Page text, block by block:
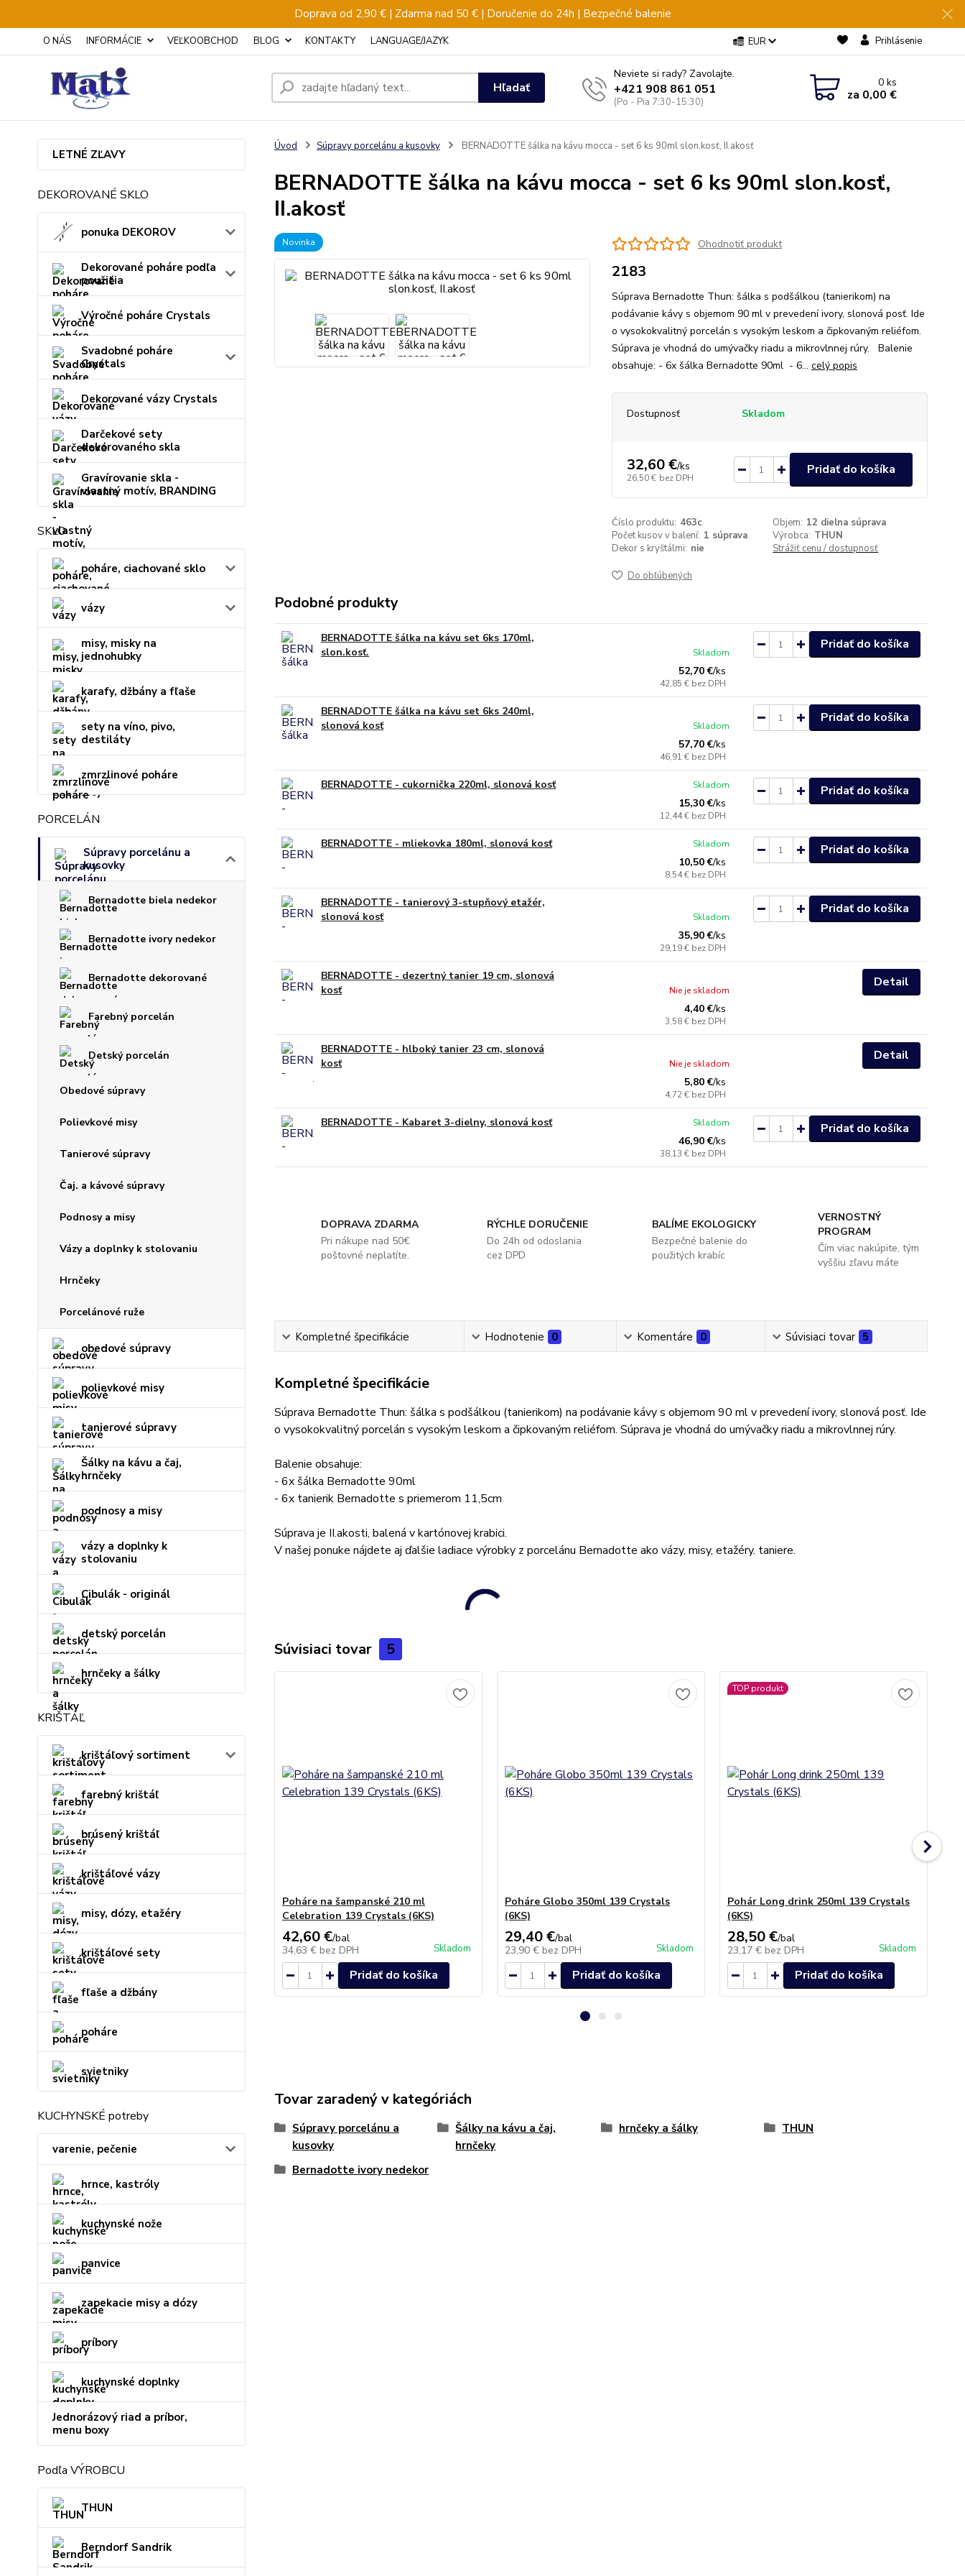
Doprava od 2,90 € | Zdarma nad 50 € | Doručenie do 24h | Bezpečné balenie
O NÁS INFORMÁCIE VEĽKOOBCHOD BLOG KONTAKTY LANGUAGE/JAZYK EUR Prihlásenie
Hľadať
Neviete si rady? Zavolajte.
+421 908 861 051
(Po - Pia 7:30-15:30)
0ks
za 0,00 €
LETNÉ ZĽAVY
DEKOROVANÉ SKLO
ponuka DEKOROV
Dekorované poháre podľa
použitia
Výročné poháre Crystals
Svadobné poháre
Crystals
Dekorované vázy Crystals
Darčekové sety
dekorovaného skla
Gravírovanie skla -
vlastný motív, BRANDING
SKLO
poháre, ciachované sklo
vázy
misy, misky na
jednohubky
karafy, džbány a fľaše
sety na víno, pivo,
destiláty
zmrzlinové poháre
PORCELÁN
Súpravy porcelánu a
kusovky
Bernadotte biela nedekor
Bernadotte ivory nedekor
Bernadotte dekorované
Farebný porcelán
Detský porcelán
Obedové súpravy
Polievkové misy
Tanierové súpravy
Čaj. a kávové súpravy
Podnosy a misy
Vázy a doplnky k stolovaniu
Hrnčeky
Porcelánové ruže
obedové súpravy
polievkové misy
tanierové súpravy
Šálky na kávu a čaj,
hrnčeky
podnosy a misy
vázy a doplnky k
stolovaniu
Cibulák - originál
detský porcelán
hrnčeky a šálky
KRIŠTÁĽ
krištáľový sortiment
farebný krištáľ
brúsený krištáľ
krištáľové vázy
misy, dózy, etažéry
krištáľové sety
fľaše a džbány
poháre
svietniky
KUCHYNSKÉ potreby
varenie, pečenie
hrnce, kastróly
kuchynské nože
panvice
zapekacie misy a dózy
príbory
kuchynské doplnky
Jednorázový riad a príbor,
menu boxy
Podľa VÝROBCU
THUN
Berndorf Sandrik
Úvod Súpravy porcelánu a kusovky BERNADOTTE šálka na kávu mocca - set 6 ks 90ml slon.kosť, II.akosť
BERNADOTTE šálka na kávu mocca - set 6 ks 90ml slon.kosť,
II.akosť
Novinka Ohodnotiť produkt
2183
Súprava Bernadotte Thun: šálka s podšálkou (tanierikom) na
podávanie kávy s objemom 90 ml v prevedení ivory, slonová posť. Ide
o vysokokvalitný porcelán s vysokým leskom a čipkovaným reliéfom.
Súprava je vhodná do umývačky riadu a mikrovlnnej rúry. Balenie
obsahuje: - 6x šálka Bernadotte 90ml - 6... celý popis
Dostupnosť Skladom
32,60 €/ks
26,50 € bez DPH
Pridať do košíka
Číslo produktu: 463c Objem: 12 dielna súprava
Počet kusov v balení: 1 súprava Výrobca: THUN
Dekor s kryštálmi: nie Strážiť cenu / dostupnosť
Do obľúbených
Podobné produkty
BERNADOTTE šálka na kávu set 6ks 170ml,
slon.kosť.
52,70 €/ks
42,85 € bez DPH
Skladom
Pridať do košíka
BERNADOTTE šálka na kávu set 6ks 240ml,
slonová kosť
57,70 €/ks
46,91 € bez DPH
Skladom
Pridať do košíka
BERNADOTTE - cukornička 220ml, slonová kosť
15,30 €/ks
12,44 € bez DPH
Skladom Pridať do košíka
BERNADOTTE - mliekovka 180ml, slonová kosť
10,50 €/ks
8,54 € bez DPH
Skladom Pridať do košíka
BERNADOTTE - tanierový 3-stupňový etažér,
slonová kosť
35,90 €/ks
29,19 € bez DPH
Skladom
Pridať do košíka
BERNADOTTE - dezertný tanier 19 cm, slonová
kosť
4,40 €/ks
3,58 € bez DPH
Nie je skladom
Detail
BERNADOTTE - hlboký tanier 23 cm, slonová
kosť
5,80 €/ks
4,72 € bez DPH
Nie je skladom
Detail
BERNADOTTE - Kabaret 3-dielny, slonová kosť
46,90 €/ks
38,13 € bez DPH
Skladom Pridať do košíka
DOPRAVA ZDARMA
Pri nákupe nad 50€
poštovné neplatíte.
RÝCHLE DORUČENIE
Do 24h od odoslania
cez DPD
BALÍME EKOLOGICKY
Bezpečné balenie do
použitých krabíc
VERNOSTNÝ
PROGRAM
Čím viac nakúpite, tým
vyššiu zľavu máte
Kompletné špecifikácie Hodnotenie 0 Komentáre 0 Súvisiaci tovar 5
Kompletné špecifikácie
Súprava Bernadotte Thun: šálka s podšálkou (tanierikom) na podávanie kávy s objemom 90 ml v prevedení ivory, slonová posť. Ide
o vysokokvalitný porcelán s vysokým leskom a čipkovaným reliéfom. Súprava je vhodná do umývačky riadu a mikrovlnnej rúry.
Balenie obsahuje:
- 6x šálka Bernadotte 90ml
- 6x tanierik Bernadotte s priemerom 11,5cm
Súprava je II.akosti, balená v kartónovej krabici.
V našej ponuke nájdete aj ďalšie ladiace výrobky z porcelánu Bernadotte ako vázy, misy, etažéry. taniere.
Súvisiaci tovar 5
Poháre na šampanské 210 ml
Celebration 139 Crystals (6KS)
42,60 €/bal
34,63 € bez DPH Skladom
Pridať do košíka
Poháre Globo 350ml 139 Crystals
(6KS)
29,40 €/bal
23,90 € bez DPH Skladom
Pridať do košíka
TOP produkt
Pohár Long drink 250ml 139 Crystals
(6KS)
28,50 €/bal
23,17 € bez DPH Skladom
Pridať do košíka
Tovar zaradený v kategóriách
Súpravy porcelánu a
kusovky
Šálky na kávu a čaj,
hrnčeky
hrnčeky a šálky THUN
Bernadotte ivory nedekor